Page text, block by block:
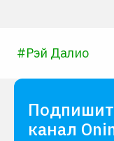
#Рэй Далио
канал